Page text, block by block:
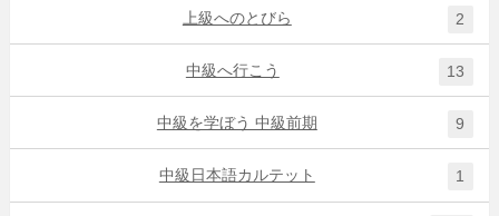
上級へのとびら 2
中級へ行こう 13
中級を学ぼう 中級前期 9
中級日本語カルテット 1